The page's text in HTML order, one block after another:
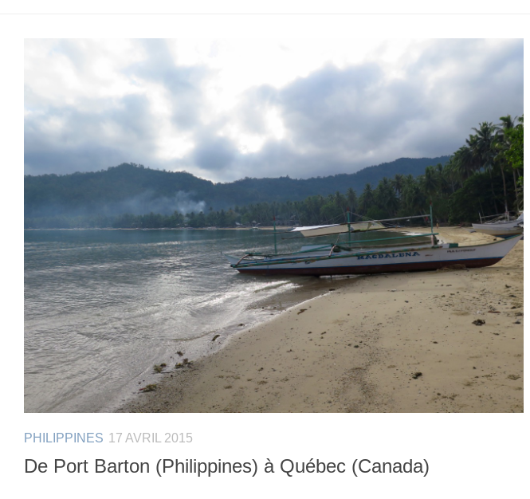
PHILIPPINES 17 AVRIL 2015
De Port Barton (Philippines) à Québec (Canada)